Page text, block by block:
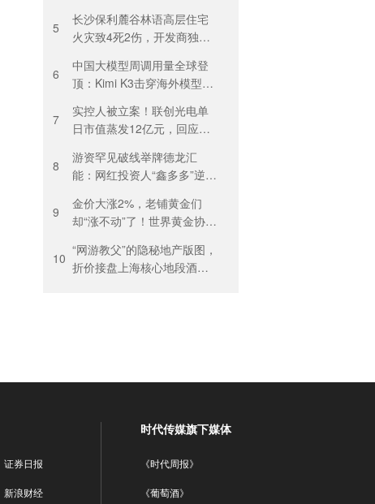
5
长沙保利麓谷林语高层住宅
火灾致4死2伤，开发商独家
6
中国大模型周调用量全球登
顶：Kimi K3击穿海外模型高
价格战
7
实控人被立案！联创光电单
日市值蒸发12亿元，回应称
8
游资罕见破线举牌德龙汇
能：网红投资人“鑫多多”逆势
叙事
9
金价大涨2%，老铺黄金们
却“涨不动”了！世界黄金协
回暖
10
“网游教父”的隐秘地产版图，
折价接盘上海核心地段酒
证券日报
新浪财经
时代传媒旗下媒体
《时代周报》
《葡萄酒》